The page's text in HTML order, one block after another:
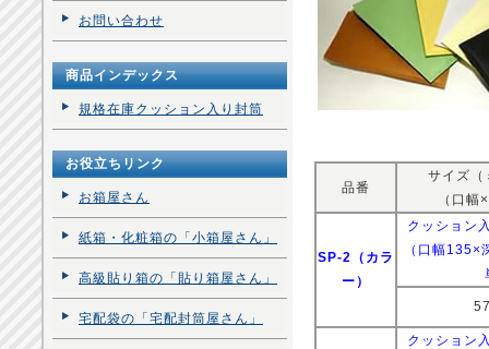
品番
サイズ（
（口幅
SP-2（カラ
ー）
クッション
（口幅
クッション
お問い合わせ
商品インデックス
規格在庫クッション入り封筒
お役立ちリンク
お箱屋さん
紙箱・化粧箱の「小箱屋さん」
高級貼り箱の「貼り箱屋さん」
宅配袋の「宅配封筒屋さん」